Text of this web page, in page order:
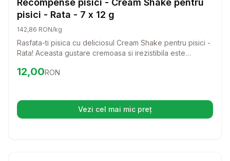
pisici - Rata - 7 x 12 g
142,86 RON/kg
Rasfata-ti pisica cu deliciosul Cream Shake pentru pisici -
Rata! Aceasta gustare cremoasa si irezistibila este
a transforma fiecare moment intr-o experienta de neuitat.
Preț:12.00
12,00RON
Vezi cel mai mic preț(se deschide într-o filă nouă)